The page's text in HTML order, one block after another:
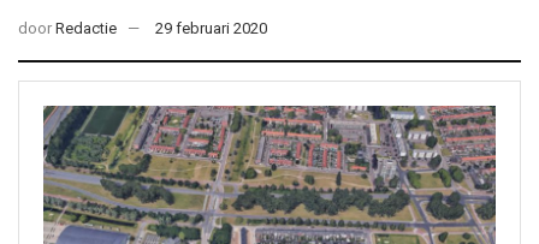
door Redactie 29 februari 2020